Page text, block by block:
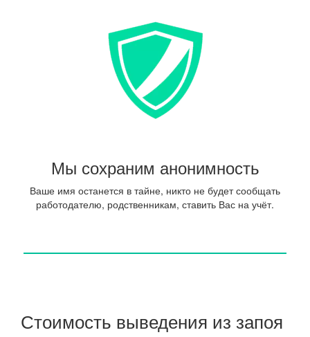
Мы сохраним анонимность
Ваше имя останется в тайне, никто не будет сообщать
работодателю, родственникам, ставить Вас на учёт.
Стоимость выведения из запоя